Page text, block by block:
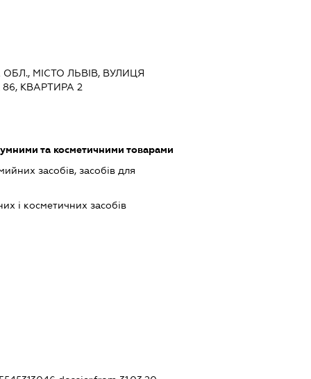
ОБЛ., МІСТО ЛЬВІВ, ВУЛИЦЯ
КВАРТИРА 2
та косметичними товарами
засобів, засобів для
і косметичних засобів